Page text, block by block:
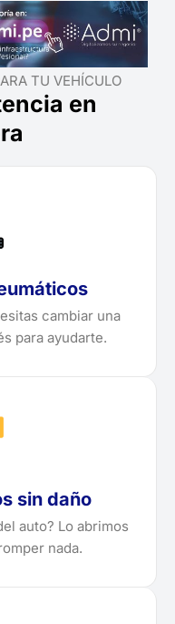
TU VEHÍCULO
en
cambiar una
para ayudarte.
sin daño
auto? Lo abrimos
nada.